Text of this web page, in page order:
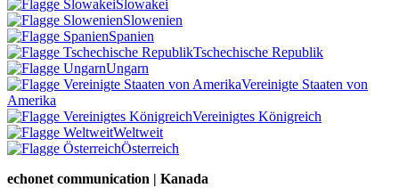
Slowakei
Slowenien
Spanien
Tschechische Republik
Ungarn
Vereinigte Staaten von
Amerika
Vereinigtes Königreich
Weltweit
Österreich
echonet communication | Kanada